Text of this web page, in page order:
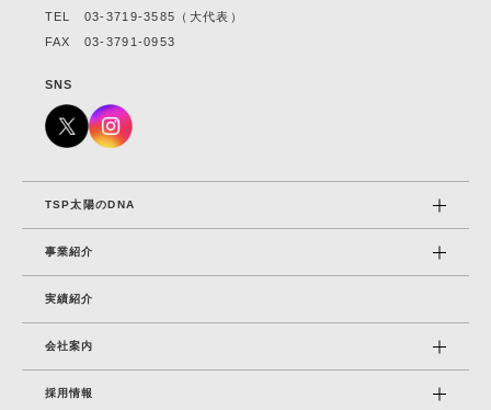
TEL 03-3719-3585
（大代表）
FAX 03-3791-0953
SNS
TSP太陽のDNA
事業紹介
実績紹介
会社案内
採⽤情報